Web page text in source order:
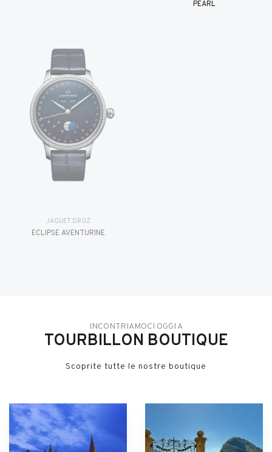
PEARL
JAQUET DROZ
ÉCLIPSE AVENTURINE
INCONTRIAMOCI OGGI A
TOURBILLON BOUTIQUE
Scoprite tutte le nostre boutique